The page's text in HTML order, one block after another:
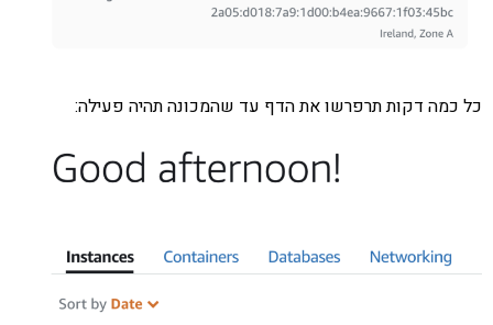
כל כמה דקות תרפרשו את הדף עד שהמכונה תהיה פעילה: